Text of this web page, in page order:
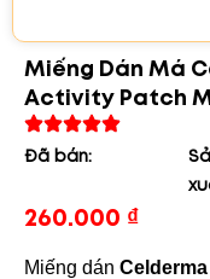
Miếng Dán Má
Activity Patch
Đã bán:
260.000 ₫
Miếng dán